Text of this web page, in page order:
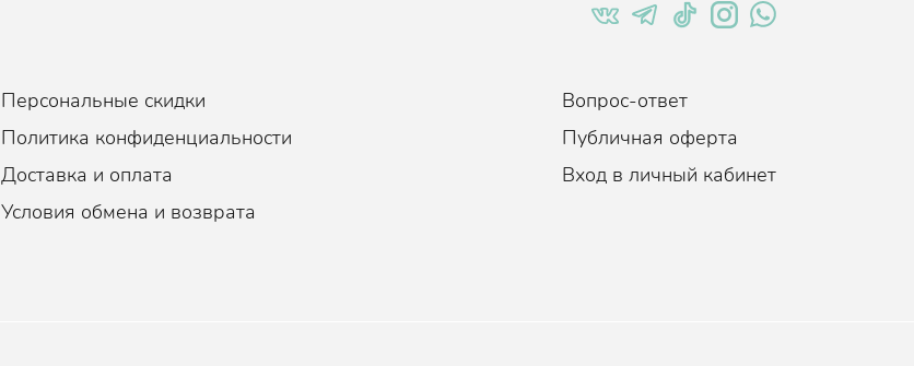
Персональные скидки
Политика конфиденциальности
Доставка и оплата
Условия обмена и возврата
Вопрос-ответ
Публичная оферта
Вход в личный кабинет